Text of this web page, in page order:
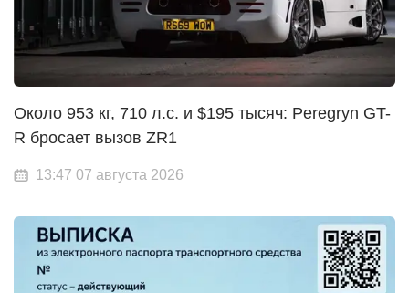
Около 953 кг, 710 л.с. и $195 тысяч: Peregryn GT-
R бросает вызов ZR1
13:47 07 августа 2026